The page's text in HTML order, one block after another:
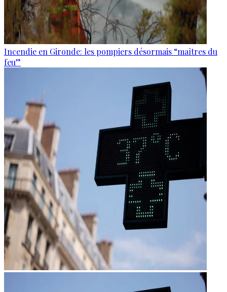
Incendie en Gironde: les pompiers désormais “maîtres du
feu”